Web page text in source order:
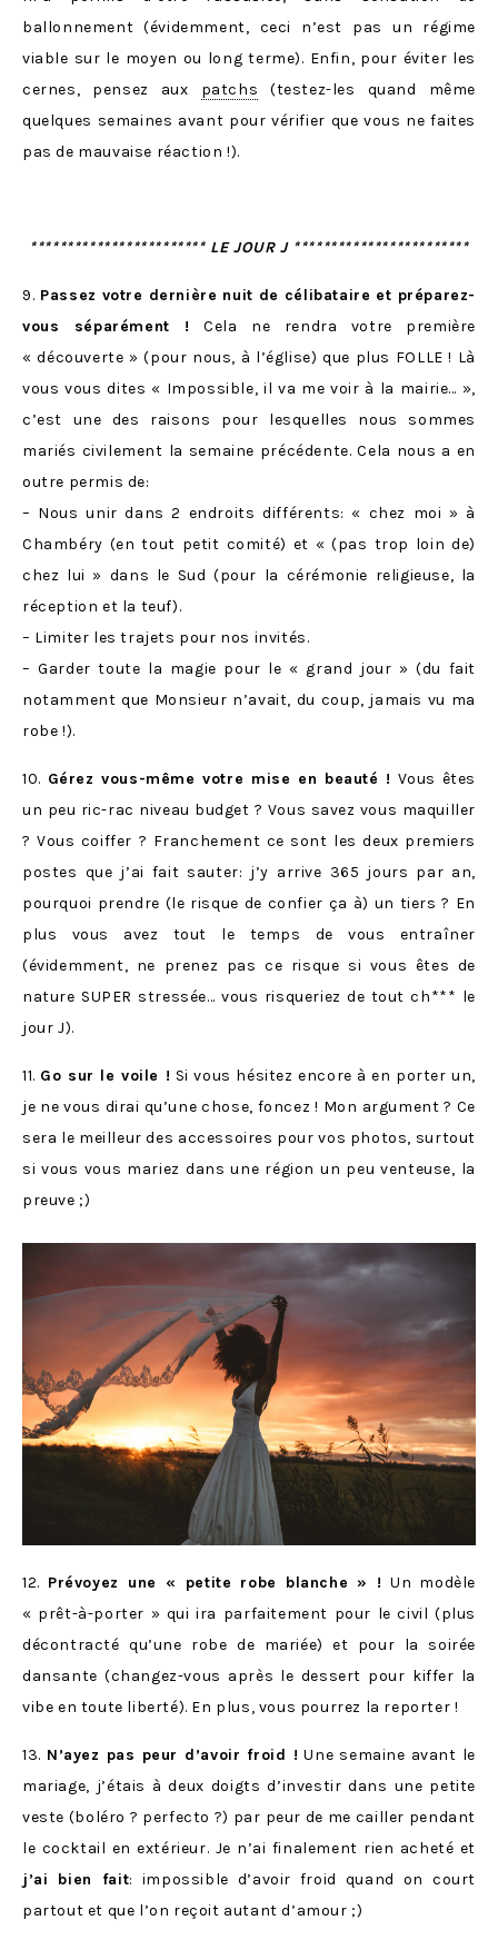
ballonnement (évidemment, ceci n’est pas un régime
viable sur le moyen ou long terme). Enfin, pour éviter les
cernes, pensez aux patchs (testez-les quand même
quelques semaines avant pour vérifier que vous ne faites
pas de mauvaise réaction !).
************************ LE JOUR J ************************
9. Passez votre dernière nuit de célibataire et préparez-
vous séparément !
Cela ne rendra votre première
« découverte » (pour nous, à l’église) que plus FOLLE ! Là
vous vous dites « Impossible, il va me voir à la mairie… »,
c’est une des raisons pour lesquelles nous sommes
mariés civilement la semaine précédente. Cela nous a en
outre permis de:
– Nous unir dans 2 endroits différents: « chez moi » à
Chambéry (en tout petit comité) et « (pas trop loin de)
chez lui » dans le Sud (pour la cérémonie religieuse, la
réception et la teuf).
– Limiter les trajets pour nos invités.
– Garder toute la magie pour le « grand jour » (du fait
notamment que Monsieur n’avait, du coup, jamais vu ma
robe !).
10. Gérez vous-même votre mise en beauté ! Vous êtes
un peu ric-rac niveau budget ? Vous savez vous maquiller
? Vous coiffer ? Franchement ce sont les deux premiers
postes que j’ai fait sauter: j’y arrive 365 jours par an,
pourquoi prendre (le risque de confier ça à) un tiers ? En
plus vous avez tout le temps de vous entraîner
(évidemment, ne prenez pas ce risque si vous êtes de
nature SUPER stressée… vous risqueriez de tout ch*** le
jour J).
11. Go sur le voile ! Si vous hésitez encore à en porter un,
je ne vous dirai qu’une chose, foncez ! Mon argument ? Ce
sera le meilleur des accessoires pour vos photos, surtout
si vous vous mariez dans une région un peu venteuse, la
preuve ;)
12. Prévoyez une « petite robe blanche » ! Un modèle
« prêt-à-porter » qui ira parfaitement pour le civil (plus
décontracté qu’une robe de mariée) et pour la soirée
dansante (changez-vous après le dessert pour kiffer la
vibe en toute liberté). En plus, vous pourrez la reporter !
13. N’ayez pas peur d’avoir froid ! Une semaine avant le
mariage, j’étais à deux doigts d’investir dans une petite
veste (boléro ? perfecto ?) par peur de me cailler pendant
le cocktail en extérieur. Je n’ai finalement rien acheté et
j’ai bien fait: impossible d’avoir froid quand on court
partout et que l’on reçoit autant d’amour ;)